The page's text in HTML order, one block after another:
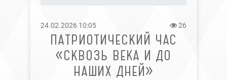
24.02.2026 10:05 26
ПАТРИОТИЧЕСКИЙ ЧАС
«СКВОЗЬ ВЕКА И ДО
НАШИХ ДНЕЙ»